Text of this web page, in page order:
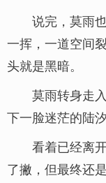
说完，莫雨
一挥，一道空间
头就是黑暗。
莫雨转身走
下一脸迷茫的陆汐
看着已经离
了撇，但最终还